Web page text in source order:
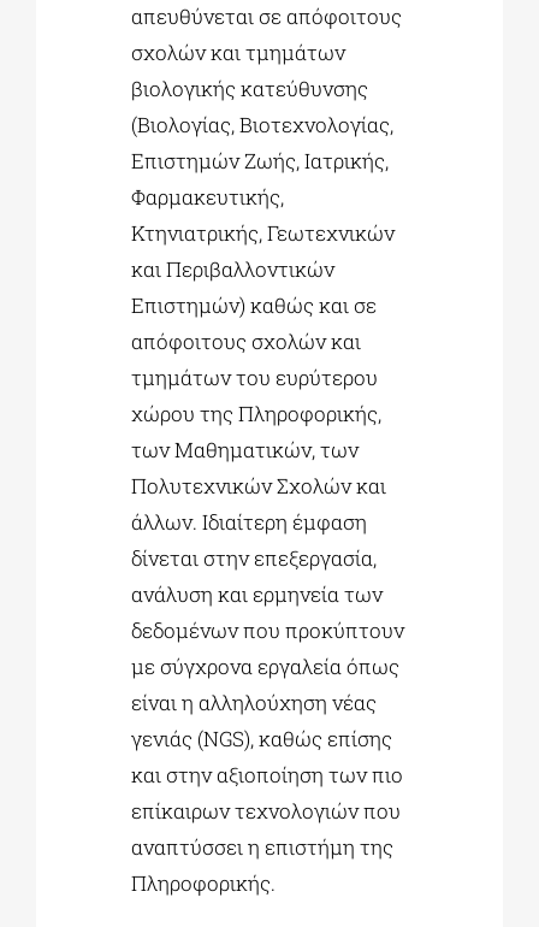
απευθύνεται σε απόφοιτους
σχολών και τμημάτων
βιολογικής κατεύθυνσης
(Βιολογίας, Βιοτεχνολογίας,
Επιστημών Ζωής, Ιατρικής,
Φαρμακευτικής,
Κτηνιατρικής, Γεωτεχνικών
και Περιβαλλοντικών
Επιστημών) καθώς και σε
απόφοιτους σχολών και
τμημάτων του ευρύτερου
χώρου της Πληροφορικής,
των Μαθηματικών, των
Πολυτεχνικών Σχολών και
άλλων. Ιδιαίτερη έμφαση
δίνεται στην επεξεργασία,
ανάλυση και ερμηνεία των
δεδομένων που προκύπτουν
με σύγχρονα εργαλεία όπως
είναι η αλληλούχηση νέας
γενιάς (NGS), καθώς επίσης
και στην αξιοποίηση των πιο
επίκαιρων τεχνολογιών που
αναπτύσσει η επιστήμη της
Πληροφορικής.